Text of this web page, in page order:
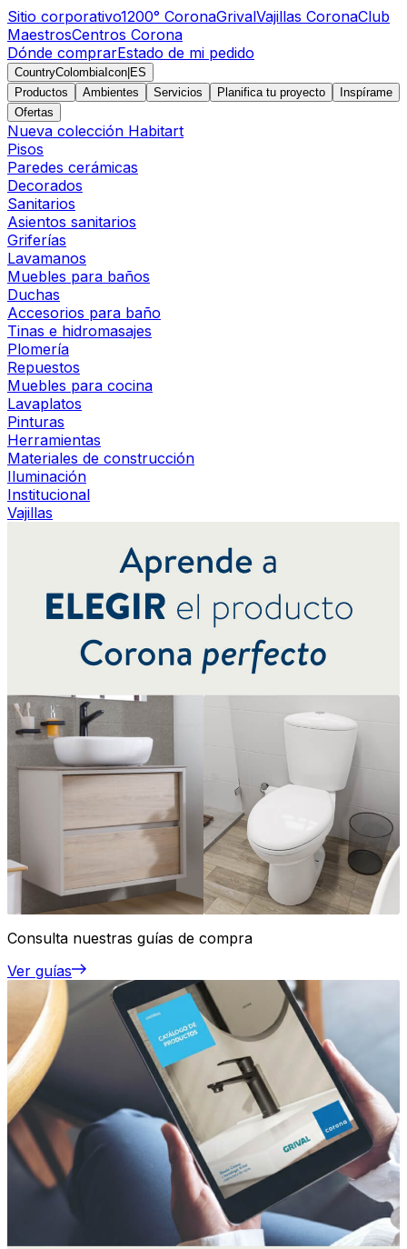
Sitio corporativo1200° CoronaGrivalVajillas CoronaClub
MaestrosCentros Corona
Dónde comprarEstado de mi pedido
CountryColombiaIcon ES
Productos
Ambientes Servicios Planifica tu proyecto
Inspírame
Ofertas
Nueva colección Habitart
Pisos
Paredes cerámicas
Decorados
Sanitarios
Asientos sanitarios
Griferías
Lavamanos
Muebles para baños
Duchas
Accesorios para baño
Tinas e hidromasajes
Plomería
Repuestos
Muebles para cocina
Lavaplatos
Pinturas
Herramientas
Materiales de construcción
Iluminación
Institucional
Vajillas
Consulta nuestras guías de compra
Ver guías